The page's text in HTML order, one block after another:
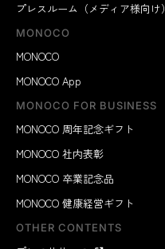
プレスルーム（メディア様向け）
MONOCO
MONOCO
MONOCO App
MONOCO FOR BUSINESS
MONOCO 周年記念ギフト
MONOCO 社内表彰
MONOCO 卒業記念品
MONOCO 健康経営ギフト
OTHER CONTENTS